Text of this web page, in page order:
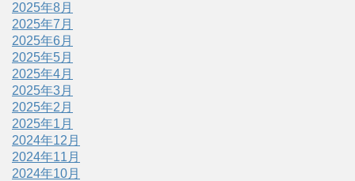
2025年8月
2025年7月
2025年6月
2025年5月
2025年4月
2025年3月
2025年2月
2025年1月
2024年12月
2024年11月
2024年10月